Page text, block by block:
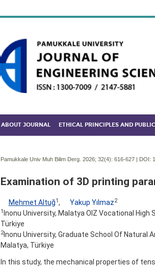
ABOUT JOURNAL ETHICAL PRINCIPLES AND
Pamukkale Univ Muh Bilim Derg. 2026; 32(4): 616-627 | DOI:
Examination of 3D printing
Mehmet Altuğ1 , Yakup Yılmaz2
1 Inonu University, Malatya OIZ Vocational
Türkiye
2Inonu University, Graduate School Of Natural
Malatya, Türkiye
In this study, the mechanical properties of